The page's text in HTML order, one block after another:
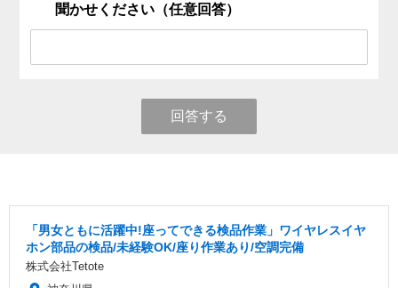
聞かせください（任意回答）
回答する
「男女ともに活躍中!座ってできる検品作業」ワイヤレスイヤ
ホン部品の検品/未経験OK/座り作業あり/空調完備
株式会社Tetote